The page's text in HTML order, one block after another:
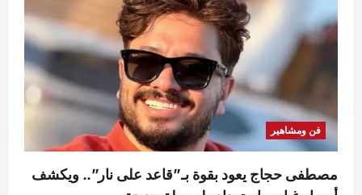
فن ومشاهير
مصطفى حجاج يعود بقوة بـ”قاعد على نار”.. ويكشف